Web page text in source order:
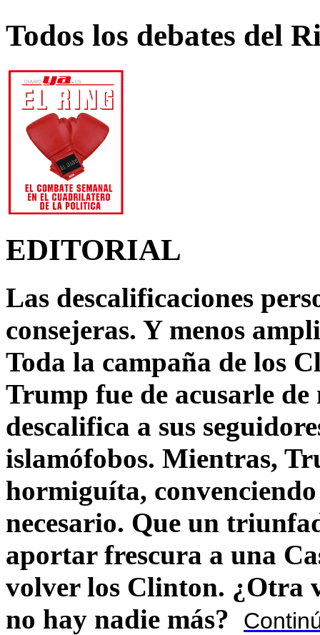
Todos los debates del
EDITORIAL
Las descalificaciones
consejeras. Y menos
Toda la campaña de los
Trump fue de acusarle
descalifica a sus
islamófobos. Mientras,
hormiguíta,
necesario. Que un
aportar frescura a una
volver los Clinton. ¿Otra
no hay nadie más?